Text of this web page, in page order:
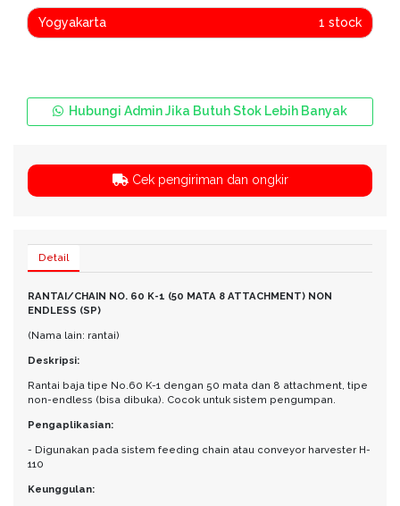
Yogyakarta 1 stock
Hubungi Admin Jika Butuh Stok Lebih Banyak
Cek pengiriman dan ongkir
Detail
RANTAI/CHAIN NO. 60 K-1 (50 MATA 8 ATTACHMENT) NON
ENDLESS (SP)
(Nama lain: rantai)
Deskripsi:
Rantai baja tipe No.60 K-1 dengan 50 mata dan 8 attachment, tipe
non-endless (bisa dibuka). Cocok untuk sistem pengumpan.
Pengaplikasian:
- Digunakan pada sistem feeding chain atau conveyor harvester H-
110
Keunggulan: